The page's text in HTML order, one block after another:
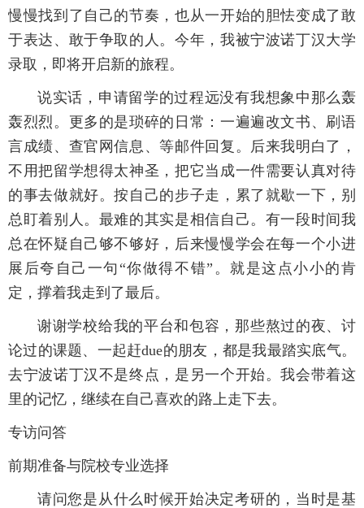
慢慢找到了自己的节奏，也从一开始的胆怯变成了敢
于表达、敢于争取的人。今年，我被宁波诺丁汉大学
录取，即将开启新的旅程。
说实话，申请留学的过程远没有我想象中那么轰
轰烈烈。更多的是琐碎的日常：一遍遍改文书、刷语
言成绩、查官网信息、等邮件回复。后来我明白了，
不用把留学想得太神圣，把它当成一件需要认真对待
的事去做就好。按自己的步子走，累了就歇一下，别
总盯着别人。最难的其实是相信自己。有一段时间我
总在怀疑自己够不够好，后来慢慢学会在每一个小进
展后夸自己一句“你做得不错”。就是这点小小的肯
定，撑着我走到了最后。
谢谢学校给我的平台和包容，那些熬过的夜、讨
论过的课题、一起赶due的朋友，都是我最踏实底气。
去宁波诺丁汉不是终点，是另一个开始。我会带着这
里的记忆，继续在自己喜欢的路上走下去。
专访问答
前期准备与院校专业选择
请问您是从什么时候开始决定考研的，当时是基